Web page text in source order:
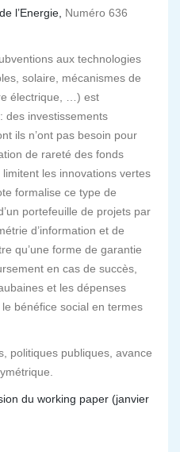
l’Energie, Numéro 636
aux technologies
solaire, mécanismes de
électrique, …) est
: des investissements
ils n’ont pas besoin pour
de rareté des fonds
limitent les innovations vertes
formalise ce type de
portefeuille de projets par
d’information et de
qu’une forme de garantie
en cas de succès,
et les dépenses
bénéfice social en termes
politiques publiques, avance
du working paper (janvier